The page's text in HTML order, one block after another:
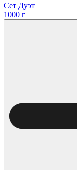
Сет Дуэт
1000 г